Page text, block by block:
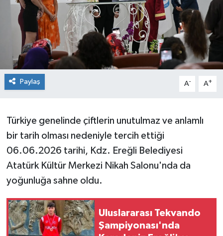
Paylaş A- A+
Türkiye genelinde çiftlerin unutulmaz ve anlamlı
bir tarih olması nedeniyle tercih ettiği
06.06.2026 tarihi, Kdz. Ereğli Belediyesi
Atatürk Kültür Merkezi Nikah Salonu'nda da
yoğunluğa sahne oldu.
Uluslararası Tekvando
Şampiyonası'nda